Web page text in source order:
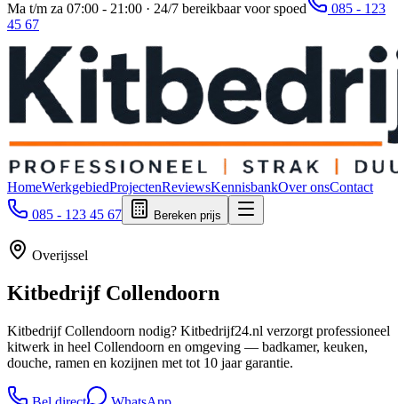
Ma t/m za 07:00 - 21:00 · 24/7 bereikbaar voor spoed
085 - 123
45 67
HomeWerkgebiedProjectenReviewsKennisbankOver onsContact
085 - 123 45 67
Bereken prijs
Overijssel
Kitbedrijf Collendoorn
Kitbedrijf Collendoorn nodig? Kitbedrijf24.nl verzorgt professioneel
kitwerk in heel Collendoorn en omgeving — badkamer, keuken,
douche, ramen en kozijnen met tot 10 jaar garantie.